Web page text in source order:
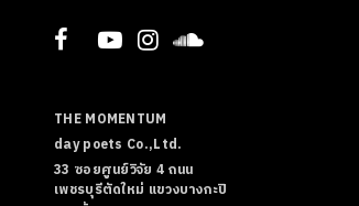
THE MOMENTUM
day poets Co.,Ltd.
33 ซอยศูนย์วิจัย 4 ถนน
เพชรบุรีตัดใหม่ แขวงบางกะปิ